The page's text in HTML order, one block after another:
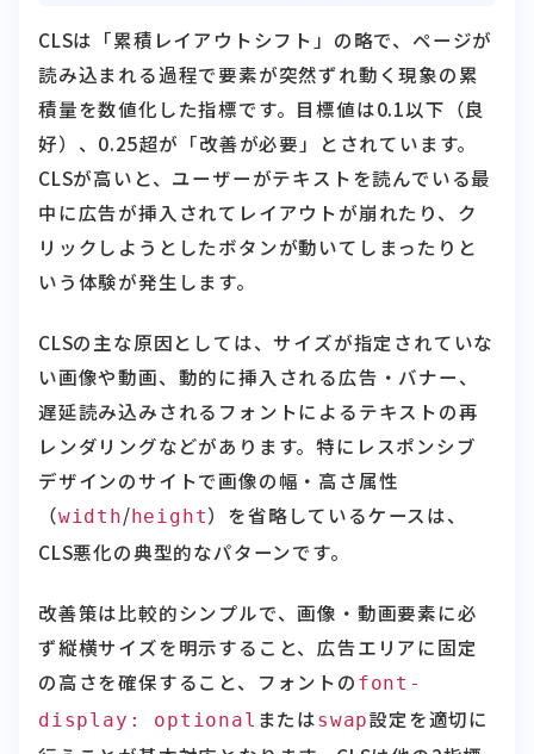
積量を数値化した指標です。目標値は0.1以下（良
好）、0.25超が「改善が必要」とされています。
CLSが高いと、ユーザーがテキストを読んでいる最
中に広告が挿入されてレイアウトが崩れたり、ク
リックしようとしたボタンが動いてしまったりと
いう体験が発生します。
CLSの主な原因としては、サイズが指定されていな
遅延読み込みされるフォントによるテキストの再
レンダリングなどがあります。特にレスポンシブ
デザインのサイトで画像の幅・高さ属性
（
/
）を省略しているケースは、
CLS悪化の典型的なパターンです。
改善策は比較的シンプルで、画像・動画要素に必
の高さを確保すること、フォントの
または
設定を適切に
行うことが基本対応となります。CLSは他の2指標
と比べてコーディング上の修正で対処しやすい指